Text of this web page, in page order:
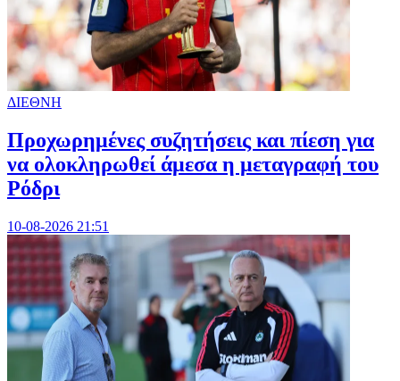
ΔΙΕΘΝΗ
Προχωρημένες συζητήσεις και πίεση για
να ολοκληρωθεί άμεσα η μεταγραφή του
Ρόδρι
10-08-2026 21:51